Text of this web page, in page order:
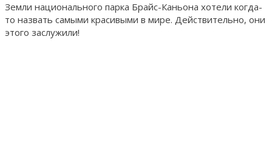
Земли национального парка Брайс-Каньона хотели когда-
то назвать самыми красивыми в мире. Действительно, они
этого заслужили!